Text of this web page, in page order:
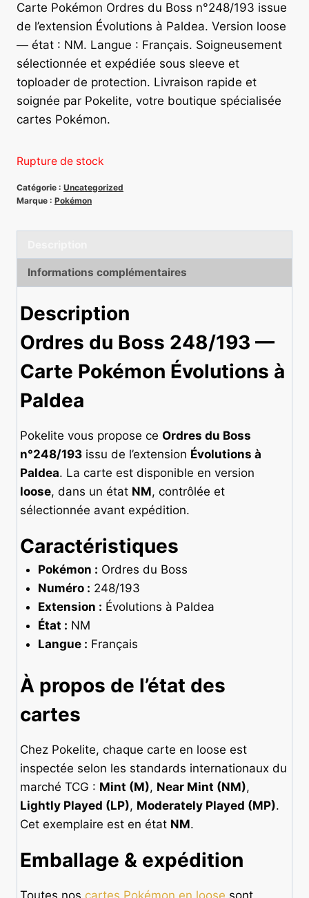
Carte Pokémon Ordres du Boss n°248/193 issue
de l’extension Évolutions à Paldea. Version loose
— état : NM. Langue : Français. Soigneusement
sélectionnée et expédiée sous sleeve et
toploader de protection. Livraison rapide et
soignée par Pokelite, votre boutique spécialisée
cartes Pokémon.
Rupture de stock
Catégorie : Uncategorized
Marque : Pokémon
Informations complémentaires
Description
Ordres du Boss 248/193 —
Carte Pokémon Évolutions à
Paldea
Pokelite vous propose ce Ordres du Boss
n°248/193 issu de l’extension Évolutions à
Paldea. La carte est disponible en version
loose, dans un état NM, contrôlée et
sélectionnée avant expédition.
Caractéristiques
Pokémon : Ordres du Boss
Numéro : 248/193
Extension : Évolutions à Paldea
État : NM
Langue : Français
À propos de l’état des
cartes
Chez Pokelite, chaque carte en loose est
inspectée selon les standards internationaux du
marché TCG : Mint (M), Near Mint (NM),
Lightly Played (LP), Moderately Played (MP).
Cet exemplaire est en état NM.
Emballage & expédition